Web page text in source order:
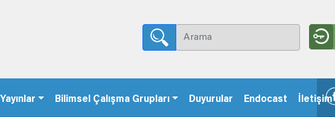
Yayınlar Bilimsel Çalışma Grupları Duyurular Endocast İletişim